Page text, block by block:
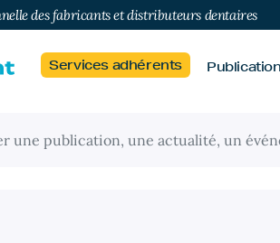
des fabricants et distributeurs dentaires
Services adhérents